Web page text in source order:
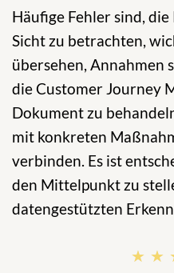
Häufige Fehler sind,
Sicht zu betrachten,
übersehen, Annahmen
die Customer Journey
Dokument zu
mit konkreten
verbinden. Es ist
den Mittelpunkt zu
datengestützten